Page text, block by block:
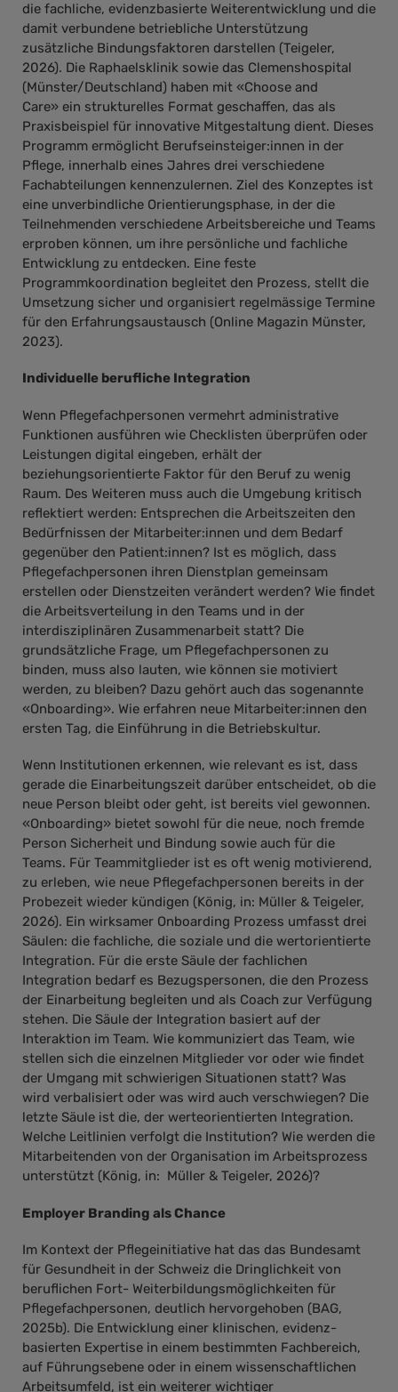
die fachliche, evidenzbasierte Weiterentwicklung und die
damit verbundene betriebliche Unterstützung
zusätzliche Bindungsfaktoren darstellen (Teigeler,
2026). Die Raphaelsklinik sowie das Clemenshospital
(Münster/Deutschland) haben mit «Choose and
Care» ein strukturelles Format geschaffen, das als
Praxisbeispiel für innovative Mitgestaltung dient. Dieses
Programm ermöglicht Berufseinsteiger:innen in der
Pflege, innerhalb eines Jahres drei verschiedene
Fachabteilungen kennenzulernen. Ziel des Konzeptes ist
eine unverbindliche Orientierungsphase, in der die
Teilnehmenden verschiedene Arbeitsbereiche und Teams
erproben können, um ihre persönliche und fachliche
Entwicklung zu entdecken. Eine feste
Programmkoordination begleitet den Prozess, stellt die
Umsetzung sicher und organisiert regelmässige Termine
für den Erfahrungsaustausch (Online Magazin Münster,
2023).
Individuelle berufliche Integration
Wenn Pflegefachpersonen vermehrt administrative
Funktionen ausführen wie Checklisten überprüfen oder
Leistungen digital eingeben, erhält der
beziehungsorientierte Faktor für den Beruf zu wenig
Raum. Des Weiteren muss auch die Umgebung kritisch
reflektiert werden: Entsprechen die Arbeitszeiten den
Bedürfnissen der Mitarbeiter:innen und dem Bedarf
gegenüber den Patient:innen? Ist es möglich, dass
Pflegefachpersonen ihren Dienstplan gemeinsam
erstellen oder Dienstzeiten verändert werden? Wie findet
die Arbeitsverteilung in den Teams und in der
interdisziplinären Zusammenarbeit statt? Die
grundsätzliche Frage, um Pflegefachpersonen zu
binden, muss also lauten, wie können sie motiviert
werden, zu bleiben? Dazu gehört auch das sogenannte
«Onboarding». Wie erfahren neue Mitarbeiter:innen den
ersten Tag, die Einführung in die Betriebskultur.
Wenn Institutionen erkennen, wie relevant es ist, dass
gerade die Einarbeitungszeit darüber entscheidet, ob die
neue Person bleibt oder geht, ist bereits viel gewonnen.
«Onboarding» bietet sowohl für die neue, noch fremde
Person Sicherheit und Bindung sowie auch für die
Teams. Für Teammitglieder ist es oft wenig motivierend,
zu erleben, wie neue Pflegefachpersonen bereits in der
Probezeit wieder kündigen (König, in: Müller & Teigeler,
2026). Ein wirksamer Onboarding Prozess umfasst drei
Säulen: die fachliche, die soziale und die wertorientierte
Integration. Für die erste Säule der fachlichen
Integration bedarf es Bezugspersonen, die den Prozess
der Einarbeitung begleiten und als Coach zur Verfügung
stehen. Die Säule der Integration basiert auf der
Interaktion im Team. Wie kommuniziert das Team, wie
stellen sich die einzelnen Mitglieder vor oder wie findet
der Umgang mit schwierigen Situationen statt? Was
wird verbalisiert oder was wird auch verschwiegen? Die
letzte Säule ist die, der werteorientierten Integration.
Welche Leitlinien verfolgt die Institution? Wie werden die
Mitarbeitenden von der Organisation im Arbeitsprozess
unterstützt (König, in: Müller & Teigeler, 2026)?
Employer Branding als Chance
Im Kontext der Pflegeinitiative hat das das Bundesamt
für Gesundheit in der Schweiz die Dringlichkeit von
beruflichen Fort- Weiterbildungsmöglichkeiten für
Pflegefachpersonen, deutlich hervorgehoben (BAG,
2025b). Die Entwicklung einer klinischen, evidenz-
basierten Expertise in einem bestimmten Fachbereich,
auf Führungsebene oder in einem wissenschaftlichen
Arbeitsumfeld, ist ein weiterer wichtiger